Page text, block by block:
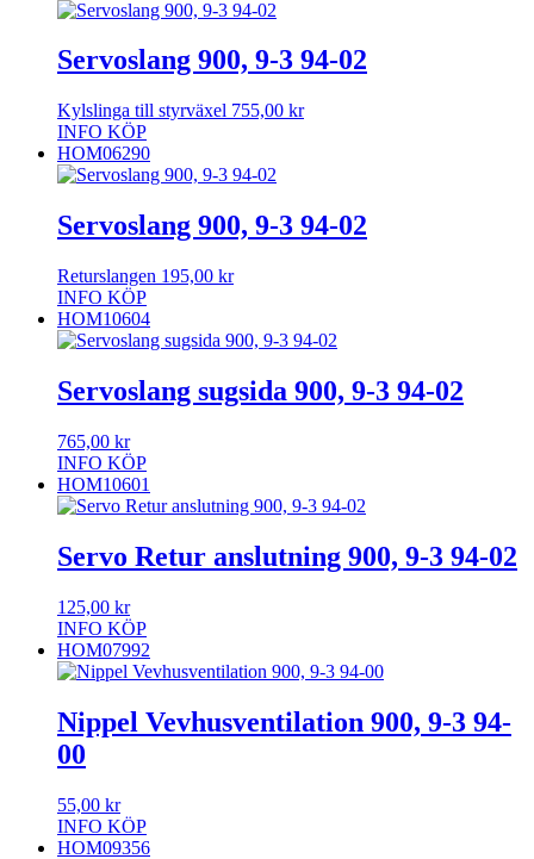
Servoslang 900, 9-3 94-02
Kylslinga till styrväxel 755,00 kr
INFO KÖP
HOM06290
Servoslang 900, 9-3 94-02
Returslangen 195,00 kr
INFO KÖP
HOM10604
Servoslang sugsida 900, 9-3 94-02
765,00 kr
INFO KÖP
HOM10601
Servo Retur anslutning 900, 9-3 94-02
125,00 kr
INFO KÖP
HOM07992
Nippel Vevhusventilation 900, 9-3 94-
00
55,00 kr
INFO KÖP
HOM09356